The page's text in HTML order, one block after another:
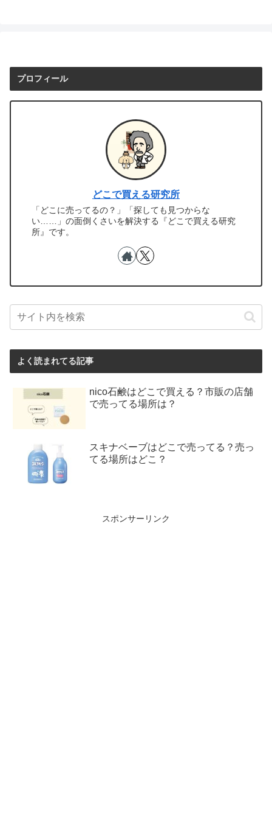
プロフィール
どこで買える研究所
「どこに売ってるの？」「探しても見つからな
い……」の面倒くさいを解決する『どこで買える研究
所』です。
よく読まれてる記事
nico石鹸はどこで買える？市販の店舗
で売ってる場所は？
スキナベーブはどこで売ってる？売っ
てる場所はどこ？
スポンサーリンク